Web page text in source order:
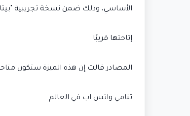
الأساسي، وذلك ضمن نسخة تجريبية
إتاحتها قريبًا
المصادر قالت إن هذه الميزة ستكون
تنامي واتس اب في العالم